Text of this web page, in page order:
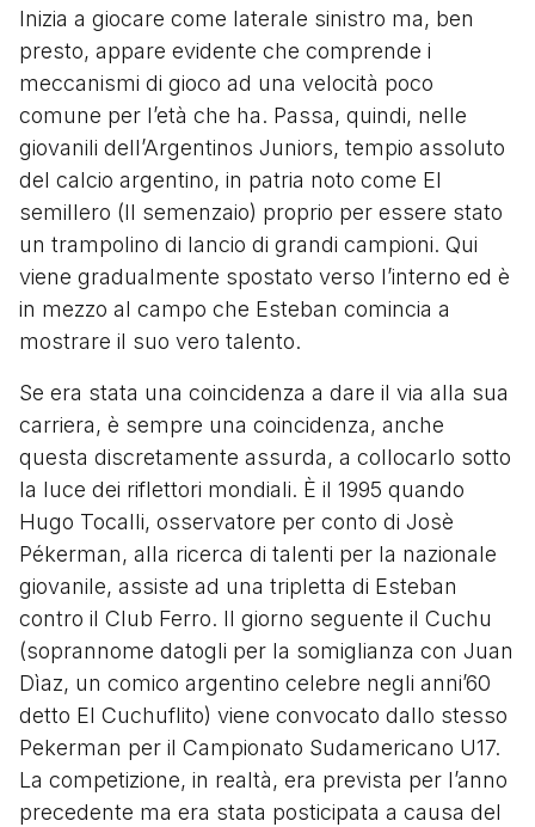
Inizia a giocare come laterale sinistro ma, ben
presto, appare evidente che comprende i
meccanismi di gioco ad una velocità poco
comune per l’età che ha. Passa, quindi, nelle
giovanili dell’Argentinos Juniors, tempio assoluto
del calcio argentino, in patria noto come El
semillero (Il semenzaio) proprio per essere stato
un trampolino di lancio di grandi campioni. Qui
viene gradualmente spostato verso l’interno ed è
in mezzo al campo che Esteban comincia a
mostrare il suo vero talento.
Se era stata una coincidenza a dare il via alla sua
carriera, è sempre una coincidenza, anche
questa discretamente assurda, a collocarlo sotto
la luce dei riflettori mondiali. È il 1995 quando
Hugo Tocalli, osservatore per conto di Josè
Pékerman, alla ricerca di talenti per la nazionale
giovanile, assiste ad una tripletta di Esteban
contro il Club Ferro. Il giorno seguente il Cuchu
(soprannome datogli per la somiglianza con Juan
Dìaz, un comico argentino celebre negli anni’60
detto El Cuchuflito) viene convocato dallo stesso
Pekerman per il Campionato Sudamericano U17.
La competizione, in realtà, era prevista per l’anno
precedente ma era stata posticipata a causa del